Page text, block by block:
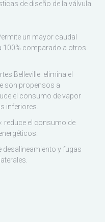
de diseño de la válvula
un mayor caudal
100% comparado a otros
Belleville: elimina el
son propensos a
el consumo de vapor
inferiores.
reduce el consumo de
desalineamiento y fugas